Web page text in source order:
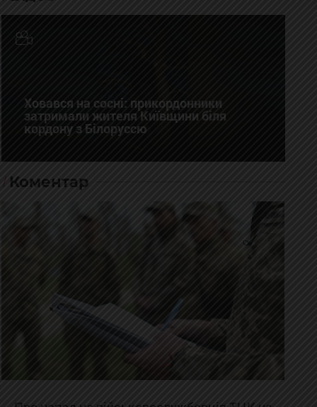
Ховався на сосні: прикордонники
затримали жителя Київщини біля
кордону з Білоруссю
Коментар